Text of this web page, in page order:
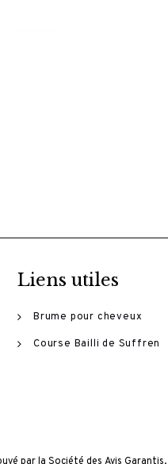
Liens utiles
Brume pour cheveux
Course Bailli de Suffren